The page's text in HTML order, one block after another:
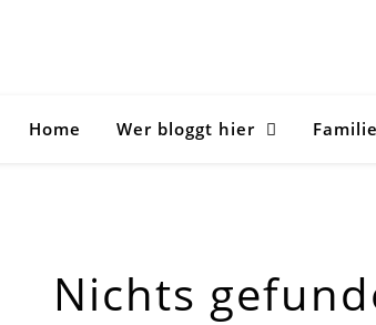
Home Wer bloggt hier
Nichts